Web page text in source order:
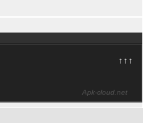
↑↑↑
Apk-cloud.net